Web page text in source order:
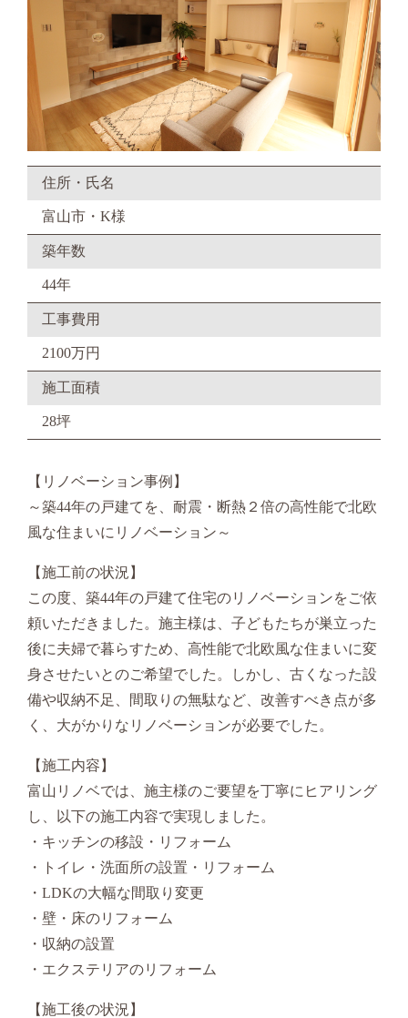
住所・氏名
富山市・K様
築年数
44年
工事費用
2100万円
施工面積
28坪
【リノベーション事例】
～築44年の戸建てを、耐震・断熱２倍の高性能で北欧
風な住まいにリノベーション～
【施工前の状況】
この度、築44年の戸建て住宅のリノベーションをご依
頼いただきました。施主様は、子どもたちが巣立った
後に夫婦で暮らすため、高性能で北欧風な住まいに変
身させたいとのご希望でした。しかし、古くなった設
備や収納不足、間取りの無駄など、改善すべき点が多
く、大がかりなリノベーションが必要でした。
【施工内容】
富山リノベでは、施主様のご要望を丁寧にヒアリング
し、以下の施工内容で実現しました。
・キッチンの移設・リフォーム
・トイレ・洗面所の設置・リフォーム
・LDKの大幅な間取り変更
・壁・床のリフォーム
・収納の設置
・エクステリアのリフォーム
【施工後の状況】